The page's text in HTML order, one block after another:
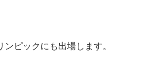
ピックにも出場します。